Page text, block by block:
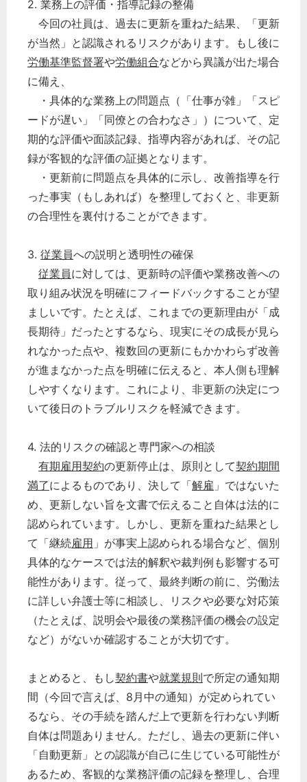
2. 業務上の評価・指導記録の整備
今回の社員は、過去に更新を重ねた結果、「更新
が当然」と認識されるリスクがあります。もし後に
労働基準監督署や労働組合などから異議が出た場合
に備え、
・具体的な業務上の問題点（「仕事が雑」「スピ
ードが遅い」「同僚との合わなさ」）について、定
期的な評価や面談記録、指導内容があれば、その記
録が客観的な評価の証拠となります。
・更新前に問題点を具体的に示し、改善指導を行
った事実（もしあれば）を整理しておくと、非更新
の合理性を裏付けることができます。
3. 従業員への説明と透明性の確保
従業員に対しては、更新時の評価や業務改善への
取り組み状況を明確にフィードバックすることが望
ましいです。たとえば、これまでの更新理由が「成
長期待」だったとするなら、現実にその成長が見ら
れなかった点や、複数回の更新にもかかわらず改善
が進まなかった点を明確に伝えると、本人側も理解
しやすくなります。これにより、非更新の決定につ
いて後日のトラブルリスクを軽減できます。
4. 法的リスクの確認と専門家への相談
有期雇用契約の更新停止は、原則として契約期間
満了によるものであり、決して「解雇 」ではないた
め、更新しない旨を文書で伝えること自体は法的に
認められています。しかし、更新を重ねた結果とし
て「継続雇用 」が事実上認められる場合など、個別
具体的なケースでは法的解釈や裁判例も影響する可
能性があります。従って、最終判断の前に、労働法
に詳しい弁護士等に相談し、リスクや必要な対応策
（たとえば、説明会や最後の業務評価の機会の設定
など）がないか確認することが大切です。
まとめると、もし契約書や就業規則で所定の通知期
間（今回で言えば、8月中の通知）が定められてい
るなら、その手続を踏んだ上で更新を行わない判断
自体は問題ありません。ただし、過去の更新に伴い
「自動更新」との認識が自己に生じている可能性が
あるため、客観的な業務評価の記録を整理し、合理